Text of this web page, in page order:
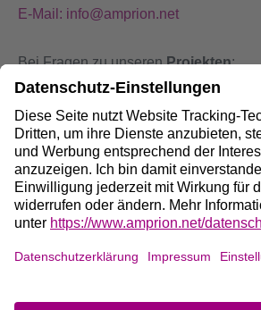
E-Mail: info@amprion.net
Bei Fragen zu unserenProjekten:
+49 800 584 9000
BeiStörungen an unseren Anlagen:
+49 800 490 4000
Social Media: